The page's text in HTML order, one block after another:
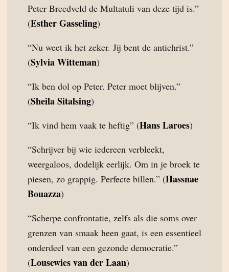
Peter Breedveld de Multatuli van deze tijd is.”
(Esther Gasseling)
“Nu weet ik het zeker. Jij bent de antichrist.”
(Sylvia Witteman)
“Ik ben dol op Peter. Peter moet blijven.”
(Sheila Sitalsing)
“Ik vind hem vaak te heftig” (Hans Laroes)
“Schrijver bij wie iedereen verbleekt,
weergaloos, dodelijk eerlijk. Om in je broek te
piesen, zo grappig. Perfecte billen.” (Hassnae
Bouazza)
“Scherpe confrontatie, zelfs als die soms over
grenzen van smaak heen gaat, is een essentieel
onderdeel van een gezonde democratie.”
(Lousewies van der Laan)